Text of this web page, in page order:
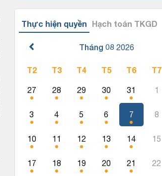
Thực hiện quyền Hạch toán TKGD
Tháng 08 2026
T2 T3 T4 T5 T6 T7
27 28 29 30 31 1
3 4 5 6 7 8
10 11 12 13 14 15
17 18 19 20 21 22